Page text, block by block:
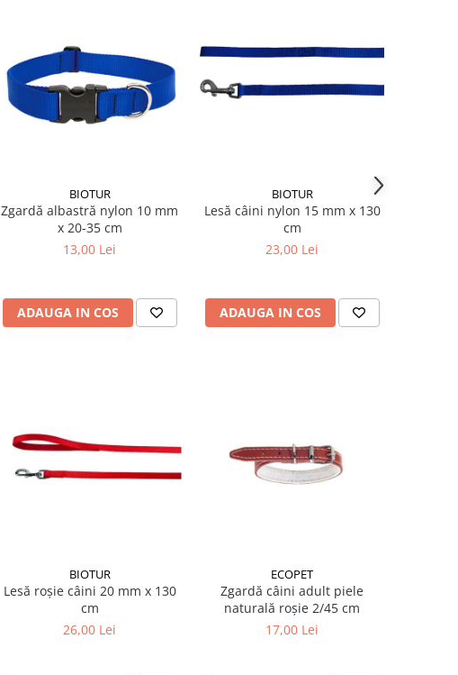
BIOTUR
Zgardă albastră nylon 10 mm
x 20-35 cm
13,00 Lei
ADAUGA IN COS
BIOTUR
Lesă câini nylon 15 mm x 130
cm
23,00 Lei
ADAUGA IN COS
BIOTUR
Lesă roșie câini 20 mm x 130
cm
26,00 Lei
ECOPET
Zgardă câini adult piele
naturală roșie 2/45 cm
17,00 Lei